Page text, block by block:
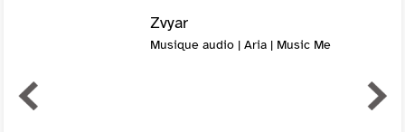
Zvyar
Musique audio | Aria | Music Me